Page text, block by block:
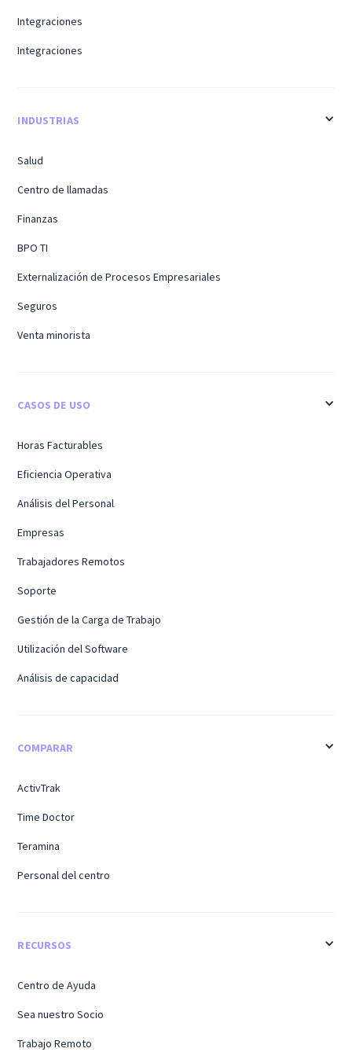
Integraciones
Integraciones
INDUSTRIAS
Salud
Centro de llamadas
Finanzas
BPO TI
Externalización de Procesos Empresariales
Seguros
Venta minorista
CASOS DE USO
Horas Facturables
Eficiencia Operativa
Análisis del Personal
Empresas
Trabajadores Remotos
Soporte
Gestión de la Carga de Trabajo
Utilización del Software
Análisis de capacidad
COMPARAR
ActivTrak
Time Doctor
Teramina
Personal del centro
RECURSOS
Centro de Ayuda
Sea nuestro Socio
Trabajo Remoto